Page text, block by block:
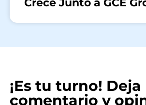
Crece Junto a GCE
¡Es tu turno! Deja
comentario y